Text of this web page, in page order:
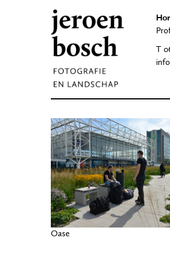
T
Oase